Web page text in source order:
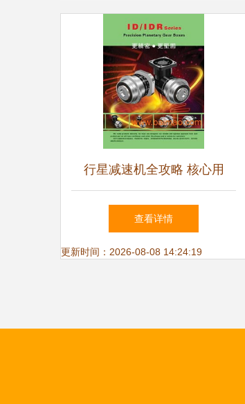
行星减速机全攻略 核心用
途、专业选型指南与高性价比
厂家推荐
查看详情
更新时间：2026-08-08 14:24:19